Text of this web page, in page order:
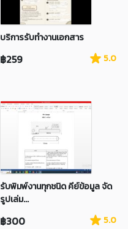
บริการรับทำงานเอกสาร
฿259 5.0
รับพิมพ์งานทุกชนิด คีย์ข้อมูล จัด
รูปเล่ม...
฿300 5.0